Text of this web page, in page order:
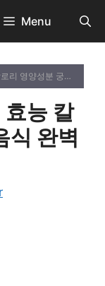
Menu
분 궁합음식 완벽 분석
능 칼
식 완벽